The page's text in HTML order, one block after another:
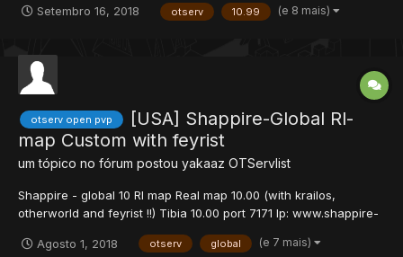
Setembro 16, 2018 otserv 10.99 (e 8 mais)
otserv open pvp
[USA] Shappire-Global Rl-
map Custom with feyrist
um tópico no fórum postou yakaaz OTServlist
Shappire - global 10 Rl map Real map 10.00 (with krailos,
otherworld and feyrist !!) Tibia 10.00 port 7171 Ip: www.shappire-
Houses lvl 100+ Protection level 1+ (blessings until l...
Agosto 1, 2018 otserv global (e 7 mais)